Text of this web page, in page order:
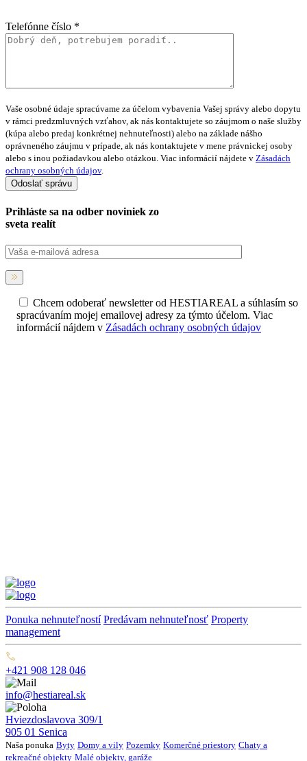
Telefónne číslo *
Vaše osobné údaje spracúvame za účelom vybavenia Vašej správy alebo dopytu
v rámci predzmluvných vzťahov, ak nás kontaktujete so záujmom o naše služby
(kúpa alebo predaj konkrétnej nehnuteľnosti) alebo na základe nášho
oprávneného záujmu v prípade, ak nás kontaktujete v mene právnickej osoby
alebo s inou požiadavkou alebo otázkou. Viac informácií nájdete v Zásadách
ochrany osobných údajov.
Prihláste sa na odber noviniek zo
sveta realít
Chcem odoberať newsletter od HESTIAREAL a súhlasím so
spracúvaním mojej emailovej adresy za týmto účelom. Viac
informácií nájdem v Zásadách ochrany osobných údajov
Ponuka nehnuteľností Predávam nehnuteľnosť Property
management
+421 908 128 046
info@hestiareal.sk
Hviezdoslavova 309/1
905 01 Senica
Naša ponuka Byty Domy a vily Pozemky Komerčné priestory Chaty a
rekreačné objekty Malé objekty, garáže